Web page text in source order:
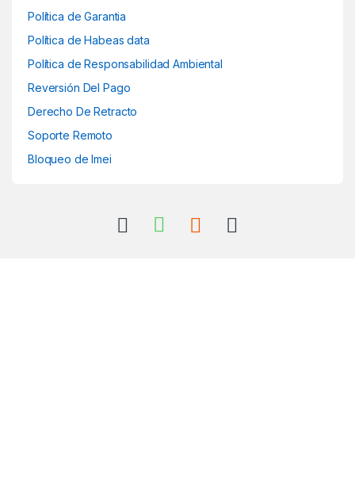
Política de Garantia
Política de Habeas data
Política de Responsabilidad Ambiental
Reversión Del Pago
Derecho De Retracto
Soporte Remoto
Bloqueo de Imei